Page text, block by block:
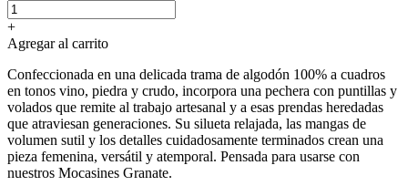
+
Agregar al carrito
Confeccionada en una delicada trama de algodón 100% a cuadros
en tonos vino, piedra y crudo, incorpora una pechera con puntillas y
volados que remite al trabajo artesanal y a esas prendas heredadas
que atraviesan generaciones. Su silueta relajada, las mangas de
volumen sutil y los detalles cuidadosamente terminados crean una
pieza femenina, versátil y atemporal. Pensada para usarse con
nuestros Mocasines Granate.